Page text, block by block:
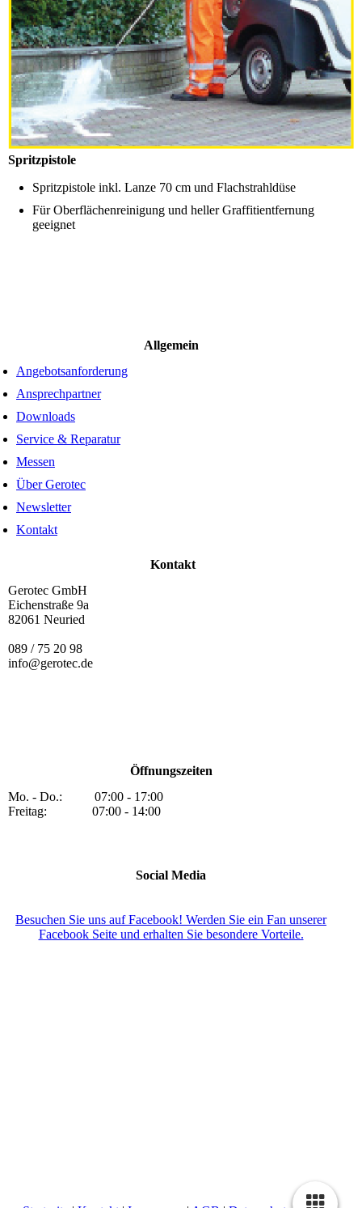
Spritzpistole
Spritzpistole inkl. Lanze 70 cm und Flachstrahldüse
Für Oberflächenreinigung und heller Graffitientfernung
geeignet
Allgemein
Angebotsanforderung
Ansprechpartner
Downloads
Service & Reparatur
Messen
Über Gerotec
Newsletter
Kontakt
Kontakt
Gerotec GmbH
Eichenstraße 9a
82061 Neuried
089 / 75 20 98
info@gerotec.de
Öffnungszeiten
Mo. - Do.: 07:00 - 17:00
Freitag: 07:00 - 14:00
Social Media
Besuchen Sie uns auf Facebook! Werden Sie ein Fan unserer
Facebook Seite und erhalten Sie besondere Vorteile.